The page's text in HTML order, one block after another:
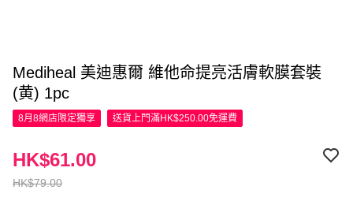
Mediheal 美迪惠爾 維他命提亮活膚軟膜套裝
(黄) 1pc
8月8網店限定獨享 送貨上門滿HK$250.00免運費
HK$79.00
HK$61.00